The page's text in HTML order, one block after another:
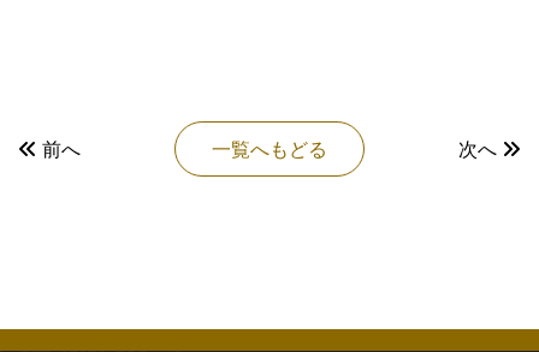
前へ 一覧へもどる 次へ